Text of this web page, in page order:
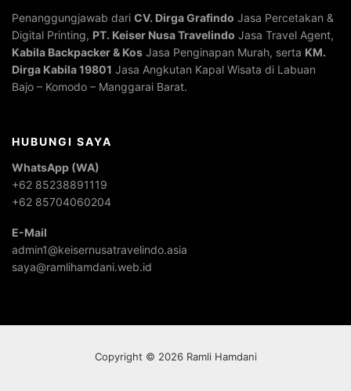
Penanggungjawab dari CV. Dirga Grafindo Jasa Percetakan &
Digital Printing, PT. Keiser Nusa Travelindo Jasa Travel Agent,
Kabila Backpacker & Kos Jasa Penginapan Murah, serta KM.
Dirga Kabila 19801 Jasa Angkutan Kapal Wisata di Labuan
Bajo – Komodo – Manggarai Barat.
HUBUNGI SAYA
WhatsApp (WA)
+62 85238891119
+62 85704060204
E-Mail
admin1@keisernusatravelindo.asia
saya@ramlihamdani.web.id
Copyright © 2026 Ramli Hamdani